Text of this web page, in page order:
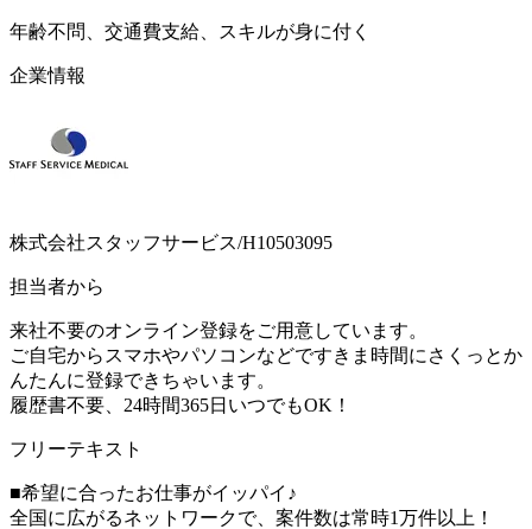
年齢不問、交通費支給、スキルが身に付く
企業情報
株式会社スタッフサービス/H10503095
担当者から
来社不要のオンライン登録をご用意しています。
ご自宅からスマホやパソコンなどですきま時間にさくっとか
んたんに登録できちゃいます。
履歴書不要、24時間365日いつでもOK！
フリーテキスト
■希望に合ったお仕事がイッパイ♪
全国に広がるネットワークで、案件数は常時1万件以上！